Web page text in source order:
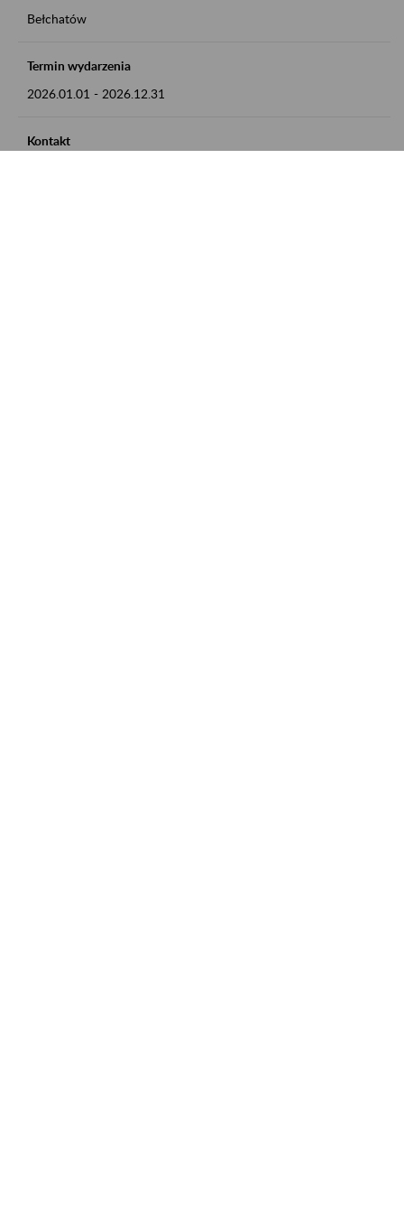
Bełchatów
Termin wydarzenia
2026.01.01 - 2026.12.31
Kontakt